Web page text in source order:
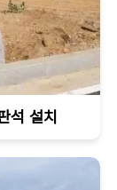
석 설치